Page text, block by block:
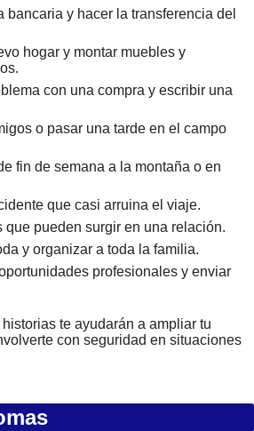
bancaria y hacer la transferencia del
hogar y montar muebles y
con una compra y escribir una
o pasar una tarde en el campo
fin de semana a la montaña o en
que casi arruina el viaje.
que pueden surgir en una relación.
y organizar a toda la familia.
profesionales y enviar
te ayudarán a ampliar tu
con seguridad en situaciones